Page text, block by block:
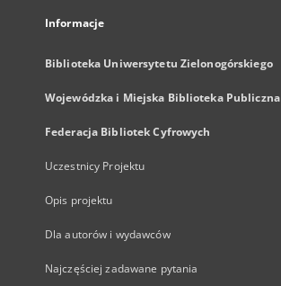
Informacje
Biblioteka Uniwersytetu Zielonogórskiego
Wojewódzka i Miejska Biblioteka Publiczna
Federacja Bibliotek Cyfrowych
Uczestnicy Projektu
Opis projektu
Dla autorów i wydawców
Najczęściej zadawane pytania